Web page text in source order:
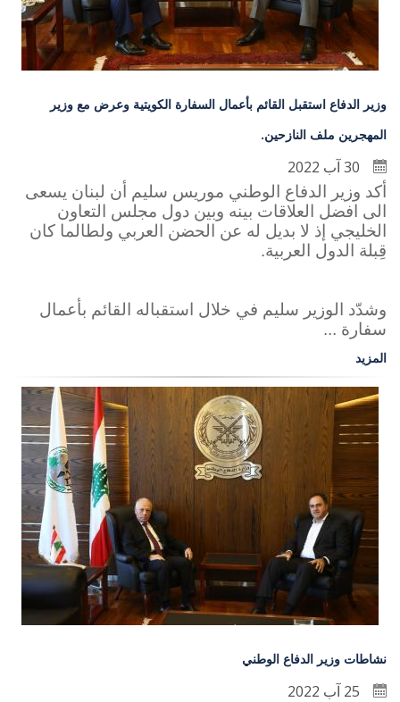
وزير الدفاع استقبل القائم بأعمال السفارة الكويتية وعرض مع وزير
المهجرين ملف النازحين.
أكد وزير الدفاع الوطني موريس سليم أن لبنان يسعى
الى افضل العلاقات بينه وبين دول مجلس التعاون
الخليجي إذ لا بديل له عن الحضن العربي ولطالما كان
قِبلة الدول العربية.
وشدّد الوزير سليم في خلال استقباله القائم بأعمال
سفارة ...
المزيد
نشاطات وزير الدفاع الوطني